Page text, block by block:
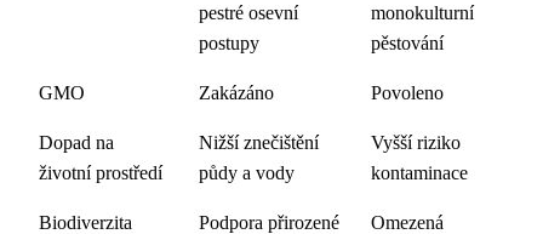
pestré osevní
postupy
monokulturní
pěstování
GMO Zakázáno Povoleno
Dopad na
životní prostředí
Nižší znečištění
půdy a vody
Vyšší riziko
kontaminace
Biodiverzita
Podpora přirozené
Omezená